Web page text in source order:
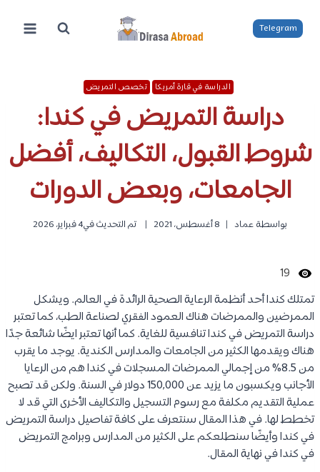
المحتوى
Telegram
الدراسة في قارة أمريكا تخصص التمريض
دراسة التمريض في كندا:
شروط القبول، التكاليف، أفضل
الجامعات، وبعض الدورات
بواسطة عماد 8 أغسطس، 2021 تم التحديث في4 فبراير، 2026
19
تمتلك كندا أحد أنظمة الرعاية الصحية الرائدة في العالم. ويشكل
الممرضين والممرضات هناك العمود الفقري لصناعة الطب، كما تعتبر
دراسة التمريض في كندا تنافسية للغاية. كما أنها تعتبر ايضًا شائعة جدًا
هناك ويقدمها الكثير من الجامعات والمدارس الكندية. يوجد ما يقرب
من 8.5% من إجمالي الممرضات المسجلات في كندا هم من الرعايا
الأجانب ويكسبون ما يزيد عن 150,000 دولار في السنة. ولكن قد تصبح
عملية التقديم مكلفة مع رسوم التسجيل والتكاليف الأخرى التي قد لا
تخطط لها. في هذا المقال سنتعرف على كافة تفاصيل دراسة التمريض
في كندا وأيضًا سنطلعكم على الكثير من المدارس وبرامج التمريض
في كندا في نهاية المقال.